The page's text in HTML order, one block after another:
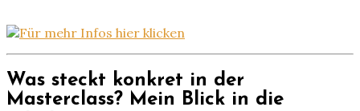
Was steckt konkret in der
Masterclass? Mein Blick in die